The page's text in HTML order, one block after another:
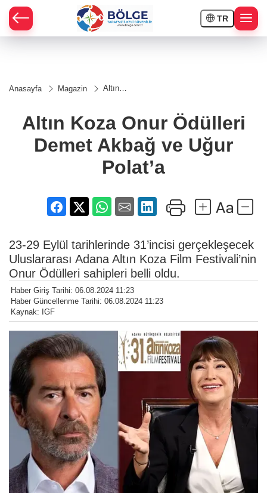
TR
Anasayfa Magazin
Altın
Ödülleri
Demet
ve
Uğur
Polat’a
Altın Koza Onur Ödülleri
Demet Akbağ ve Uğur
Polat’a
23-29 Eylül tarihlerinde 31’incisi gerçekleşecek
Uluslararası Adana Altın Koza Film Festivali’nin
Onur Ödülleri sahipleri belli oldu.
Haber Giriş Tarihi: 06.08.2024 11:23
Haber Güncellenme Tarihi: 06.08.2024 11:23
Kaynak: IGF